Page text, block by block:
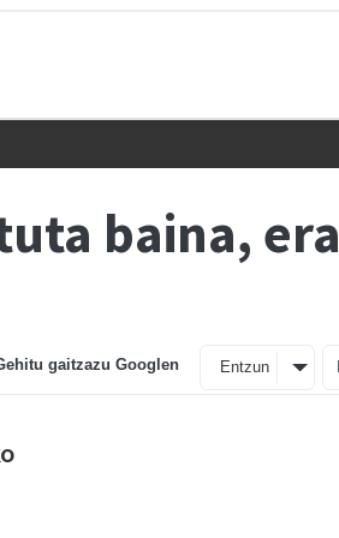
baina, era
gaitzazu Googlen Entzun